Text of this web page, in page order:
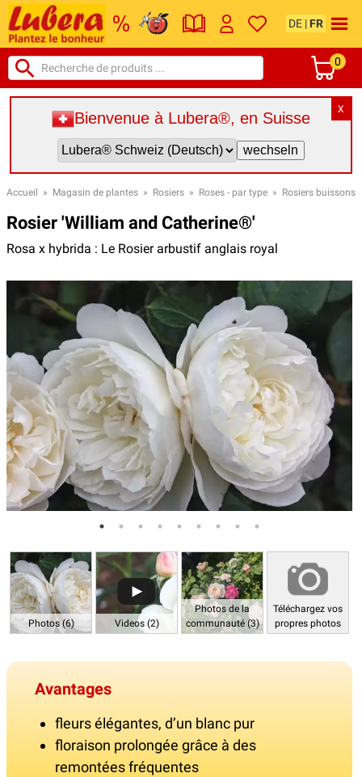
DE | FR
0
X
Bienvenue à Lubera®, en Suisse
Accueil » Magasin de plantes » Rosiers » Roses - par type » Rosiers buissons
Rosier 'William and Catherine®'
Rosa x hybrida : Le Rosier arbustif anglais royal
Photos (6) Videos (2)
Photos de la
communauté (3)
Téléchargez vos
propres photos
Avantages
fleurs élégantes, d’un blanc pur
floraison prolongée grâce à des
remontées fréquentes